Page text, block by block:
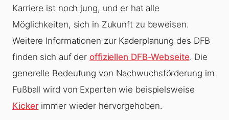
Karriere ist noch jung, und er hat alle
Möglichkeiten, sich in Zukunft zu beweisen.
Weitere Informationen zur Kaderplanung des DFB
finden sich auf der offiziellen DFB-Webseite. Die
generelle Bedeutung von Nachwuchsförderung im
Fußball wird von Experten wie beispielsweise
Kickerimmer wieder hervorgehoben.